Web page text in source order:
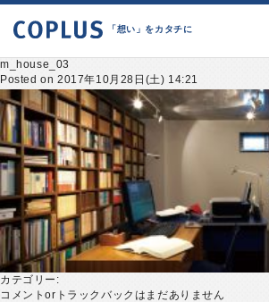
「想い」をカタチに
m_house_03
Posted on 2017年10月28日(土) 14:21
カテゴリー:
コメントorトラックバックはまだありません